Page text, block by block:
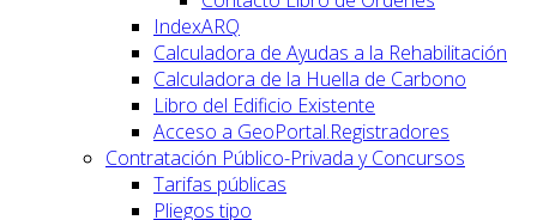
IndexARQ
Calculadora de Ayudas a la Rehabilitación
Calculadora de la Huella de Carbono
Libro del Edificio Existente
Acceso a GeoPortal.Registradores
Contratación Público-Privada y Concursos
Tarifas públicas
Pliegos tipo